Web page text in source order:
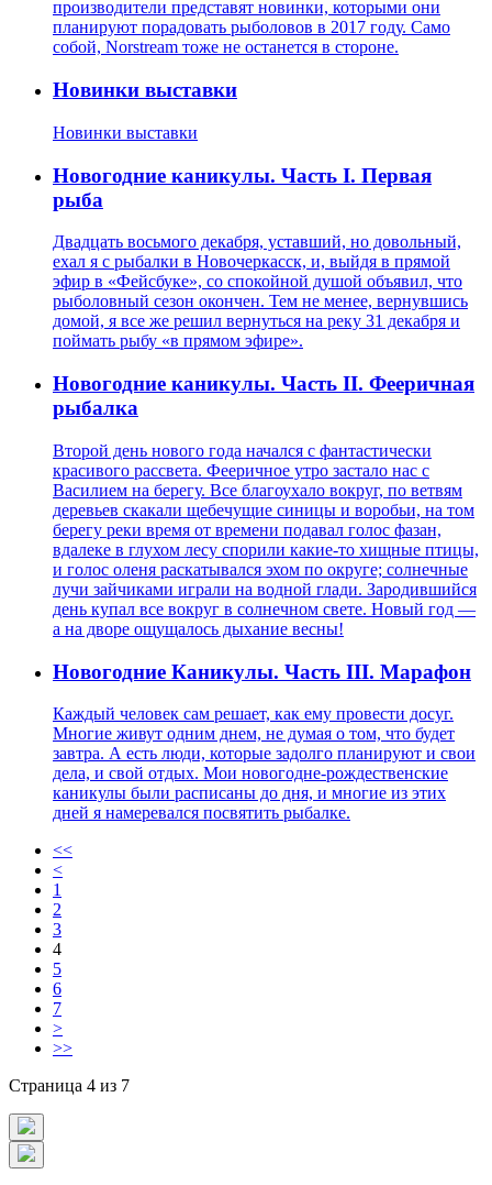
производители представят новинки, которыми они
планируют порадовать рыболовов в 2017 году. Само
собой, Norstream тоже не останется в стороне.
Новинки выставки
Новинки выставки
Новогодние каникулы. Часть I. Первая
рыба
Двадцать восьмого декабря, уставший, но довольный,
ехал я с рыбалки в Новочеркасск, и, выйдя в прямой
эфир в «Фейсбуке», со спокойной душой объявил, что
рыболовный сезон окончен. Тем не менее, вернувшись
домой, я все же решил вернуться на реку 31 декабря и
поймать рыбу «в прямом эфире».
Новогодние каникулы. Часть II. Фееричная
рыбалка
Второй день нового года начался с фантастически
красивого рассвета. Фееричное утро застало нас с
Василием на берегу. Все благоухало вокруг, по ветвям
деревьев скакали щебечущие синицы и воробьи, на том
берегу реки время от времени подавал голос фазан,
вдалеке в глухом лесу спорили какие-то хищные птицы,
и голос оленя раскатывался эхом по округе; солнечные
лучи зайчиками играли на водной глади. Зародившийся
день купал все вокруг в солнечном свете. Новый год —
а на дворе ощущалось дыхание весны!
Новогодние Каникулы. Часть III. Марафон
Каждый человек сам решает, как ему провести досуг.
Многие живут одним днем, не думая о том, что будет
завтра. А есть люди, которые задолго планируют и свои
дела, и свой отдых. Мои новогодне-рождественские
каникулы были расписаны до дня, и многие из этих
дней я намеревался посвятить рыбалке.
<<
<
1
2
3
4
5
6
7
>
>>
Страница 4 из 7